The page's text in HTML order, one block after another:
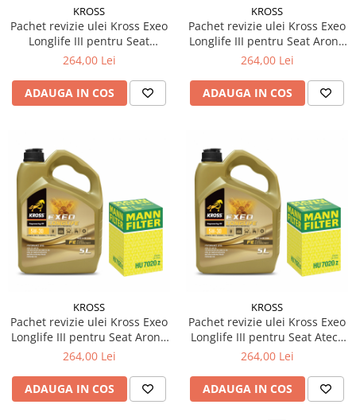
KROSS
Pachet revizie ulei Kross Exeo
Longlife III pentru Seat
Alhambra Van (711) 2.0 TDI
264,00 Lei
ADAUGA IN COS
KROSS
Pachet revizie ulei Kross Exeo
Longlife III pentru Seat Arona
(KJ7, KJP) 2.0 TDI diesel 150cp
264,00 Lei
ADAUGA IN COS
KROSS
Pachet revizie ulei Kross Exeo
Longlife III pentru Seat Arona
(KJ7, KJP) 2.0 TDI diesel 110cp
264,00 Lei
ADAUGA IN COS
KROSS
Pachet revizie ulei Kross Exeo
Longlife III pentru Seat Ateca
(KH7, KHP) 2.0 TDI diesel
264,00 Lei
ADAUGA IN COS